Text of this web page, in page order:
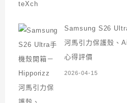
Samsung S26
河馬引力保護殼、
心得評價
2026-04-15